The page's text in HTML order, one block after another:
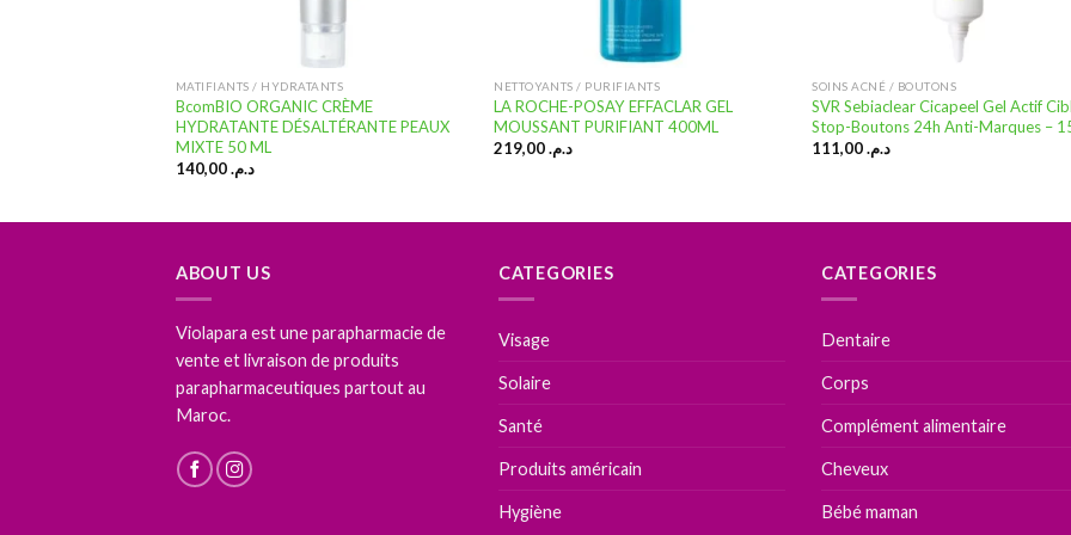
MATIFIANTS / HYDRATANTS
BcomBIO ORGANIC CRÈME
HYDRATANTE DÉSALTÉRANTE PEAUX
MIXTE 50 ML
د.م.140,00
NETTOYANTS / PURIFIANTS
LA ROCHE-POSAY EFFACLAR GEL
MOUSSANT PURIFIANT 400ML
د.م.219,00
SOINS ACNÉ / BOUTONS
SVR Sebiaclear Cicapeel Gel Actif
Stop-Boutons 24h Anti-Marques –
د.م.111,00
ABOUT US
Violapara est une parapharmacie de
vente et livraison de produits
parapharmaceutiques partout au
Maroc.
CATEGORIES
Visage
Solaire
Santé
Produits américain
Hygiène
CATEGORIES
Dentaire
Corps
Complément alimentaire
Cheveux
Bébé maman